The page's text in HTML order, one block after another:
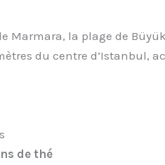
Marmara, la plage de
du centre d’Istanbul,
de thé